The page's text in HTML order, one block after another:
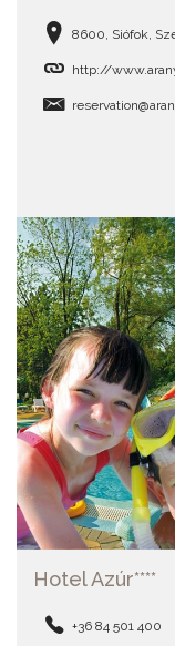
8600, Siófok,
http://
Hotel Azúr****
+36 84 501 400